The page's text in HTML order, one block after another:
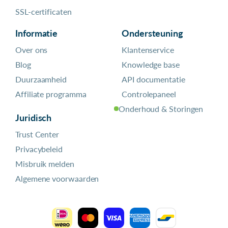
SSL-certificaten
Informatie
Over ons
Blog
Duurzaamheid
Affiliate programma
Juridisch
Trust Center
Privacybeleid
Misbruik melden
Algemene voorwaarden
Ondersteuning
Klantenservice
Knowledge base
API documentatie
Controlepaneel
Onderhoud & Storingen